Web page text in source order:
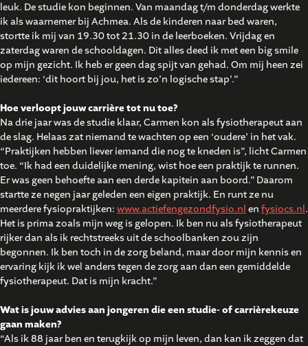
leuk. De studie kon beginnen. Van maandag t/m donderdag werkte
ik als waarnemer bij Achmea. Als de kinderen naar bed waren,
stortte ik mij van 19.30 tot 21.30 in de leerboeken. Vrijdag en
zaterdag waren de schooldagen. Dit alles deed ik met een big smile
op mijn gezicht. Ik heb er geen dag spijt van gehad. Om mij heen zei
iedereen: ‘dit hoort bij jou, het is zo’n logische stap’.”
Hoe verloopt jouw carrière tot nu toe?
Na drie jaar was de studie klaar, Carmen kon als fysiotherapeut aan
de slag. Helaas zat niemand te wachten op een ‘oudere’ in het vak.
“Praktijken hebben liever iemand die nog te kneden is”, licht Carmen
toe. “Ik had een duidelijke mening, wist hoe een praktijk te runnen.
Er was geen behoefte aan een derde kapitein aan boord.” Daarom
startte ze negen jaar geleden een eigen praktijk. En runt ze nu
meerdere fysiopraktijken: www.actiefengezondfysio.nl en fysiocs.nl.
Het is prima zoals mijn weg is gelopen. Ik ben nu als fysiotherapeut
rijker dan als ik rechtstreeks uit de schoolbanken zou zijn
begonnen. Ik ben toch in de zorg beland, maar door mijn kennis en
ervaring kijk ik wel anders tegen de zorg aan dan een gemiddelde
fysiotherapeut. Dat is mijn kracht.”
Wat is jouw advies aan jongeren die een studie- of carrièrekeuze
gaan maken?
“Als ik 88 jaar ben en terugkijk op mijn leven, dan kan ik zeggen dat